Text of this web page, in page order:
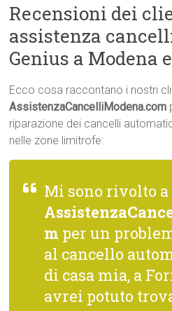
Recensioni dei
assistenza
Genius a Modena
Ecco cosa raccontano i nostri
AssistenzaCancelliModena.com
riparazione dei cancelli
nelle zone limitrofe:
Mi sono rivolto a
m per un
al cancello
di casa mia, a
avrei potuto